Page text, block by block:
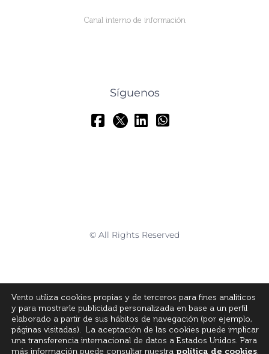
Canal interno de información
Síguenos
© All Rights Reserved
Vento utiliza cookies propias y de terceros para fines analíticos
y para mostrarle publicidad personalizada en base a un perfil
elaborado a partir de sus hábitos de navegación (por ejemplo,
páginas visitadas). La aceptación de las cookies puede implicar
una transferencia internacional de datos a Estados Unidos. Para
más información puede consultar nuestra política de cookies.